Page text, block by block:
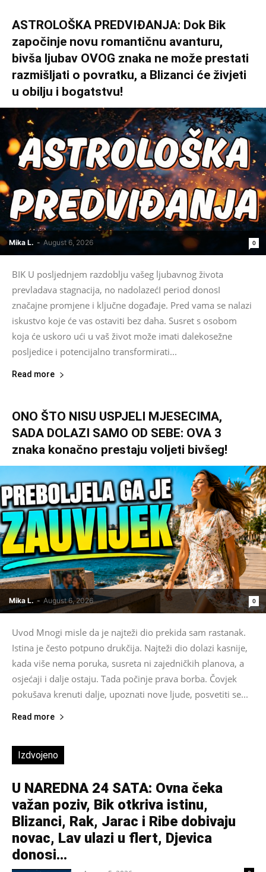
ASTROLOŠKA PREDVIĐANJA: Dok Bik
započinje novu romantičnu avanturu,
bivša ljubav OVOG znaka ne može prestati
razmišljati o povratku, a Blizanci će živjeti
u obilju i bogatstvu!
Mika L. - August 6, 2026 0
BIK U posljednjem razdoblju vašeg ljubavnog života
prevladava stagnacija, no nadolazećI period donosI
značajne promjene i ključne događaje. Pred vama se nalazi
iskustvo koje će vas ostaviti bez daha. Susret s osobom
koja će uskoro ući u vaš život može imati dalekosežne
posljedice i potencijalno transformirati...
Read more
ONO ŠTO NISU USPJELI MJESECIMA,
SADA DOLAZI SAMO OD SEBE: OVA 3
znaka konačno prestaju voljeti bivšeg!
Mika L. - August 6, 2026 0
Uvod Mnogi misle da je najteži dio prekida sam rastanak.
Istina je često potpuno drukčija. Najteži dio dolazi kasnije,
kada više nema poruka, susreta ni zajedničkih planova, a
osjećaji i dalje ostaju. Tada počinje prava borba. Čovjek
pokušava krenuti dalje, upoznati nove ljude, posvetiti se...
Read more
Izdvojeno
U NAREDNA 24 SATA: Ovna čeka
važan poziv, Bik otkriva istinu,
Blizanci, Rak, Jarac i Ribe dobivaju
novac, Lav ulazi u flert, Djevica
donosi...